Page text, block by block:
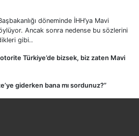
döneminde İHH’ya Mavi
Ancak sonra nedense bu sözlerini
gibi..
Türkiye’de bizsek, biz zaten Mavi
giderken bana mı sordunuz?”